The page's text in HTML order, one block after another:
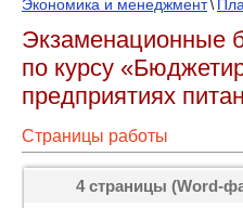
Экономика и менеджмент\
Экзаменационные
по курсу
предприятиях
Страницы работы
4 страницы (Word-